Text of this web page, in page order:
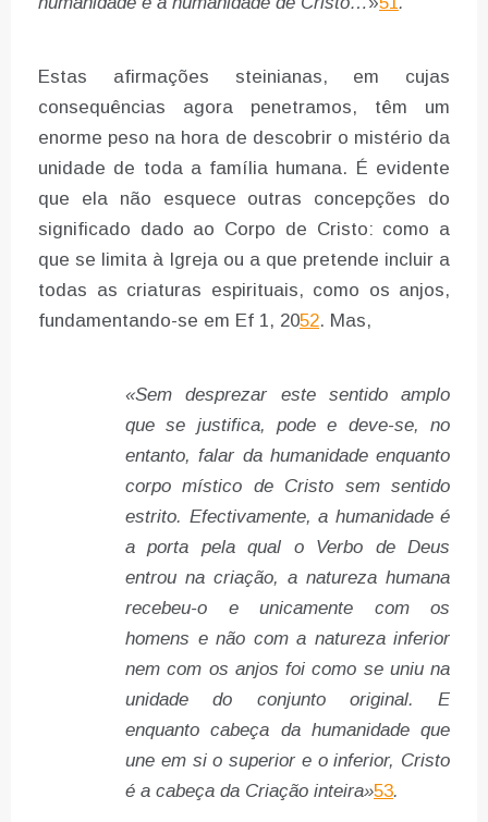
Estas afirmações steinianas, em cujas
consequências agora penetramos, têm um
enorme peso na hora de descobrir o mistério da
unidade de toda a família humana. É evidente
que ela não esquece outras concepções do
significado dado ao Corpo de Cristo: como a
que se limita à Igreja ou a que pretende incluir a
todas as criaturas espirituais, como os anjos,
fundamentando-se em Ef 1, 2052. Mas,
«Sem desprezar este sentido amplo
que se justifica, pode e deve-se, no
entanto, falar da humanidade enquanto
corpo místico de Cristo sem sentido
estrito. Efectivamente, a humanidade é
a porta pela qual o Verbo de Deus
entrou na criação, a natureza humana
recebeu-o e unicamente com os
homens e não com a natureza inferior
nem com os anjos foi como se uniu na
unidade do conjunto original. E
enquanto cabeça da humanidade que
une em si o superior e o inferior, Cristo
é a cabeça da Criação inteira»53.